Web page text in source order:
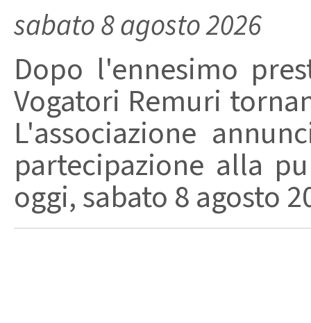
sabato 8 agosto 2026
Dopo l'ennesimo
Vogatori Remuri
L'associazione
partecipazione alla
oggi, sabato 8 agosto